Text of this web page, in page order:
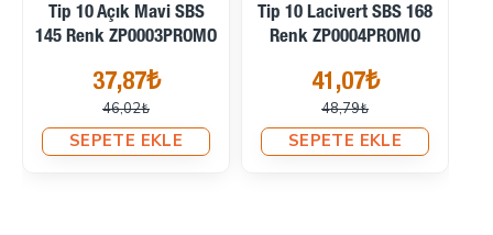
Fermuarı Tip 10 Lacivert
SBS 168 Renk Kapalı
15,40₺
17,74₺
SEPETE EKLE
Fermuarı Tip 10 Lacivert
SBS 168 Renk Kapalı
15,40₺
17,74₺
SEPETE EKLE